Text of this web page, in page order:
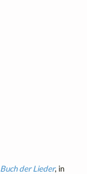
Buch der Lieder, in